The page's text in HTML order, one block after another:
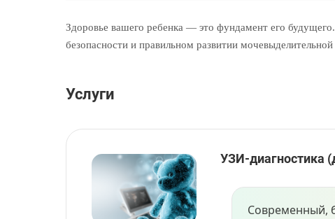
Здоровье вашего ребенка — это фундамент его
безопасности и правильном развитии
Услуги
УЗИ-диагностика
Современный,